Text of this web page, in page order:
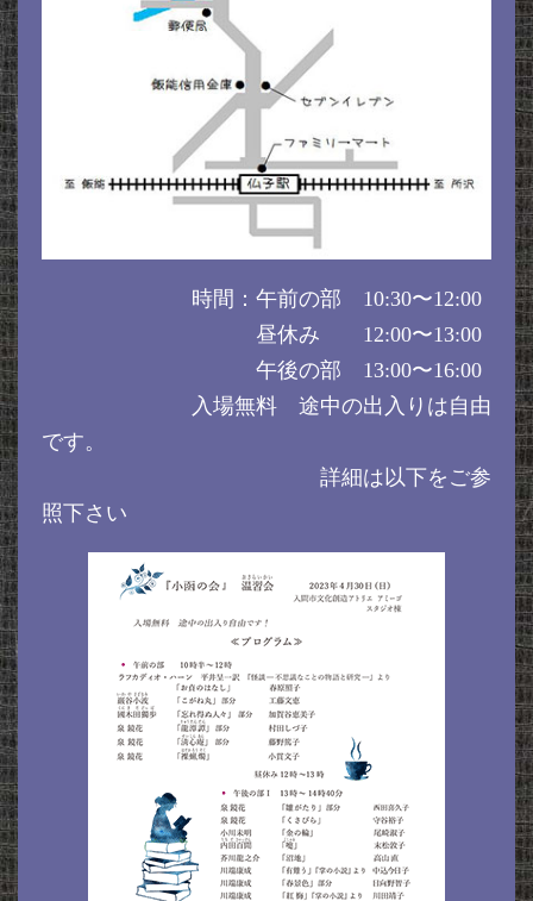
時間：午前の部 10:30〜12:00
昼休み 12:00〜13:00
午後の部 13:00〜16:00
入場無料 途中の出入りは自由
です。
詳細は以下をご参
照下さい